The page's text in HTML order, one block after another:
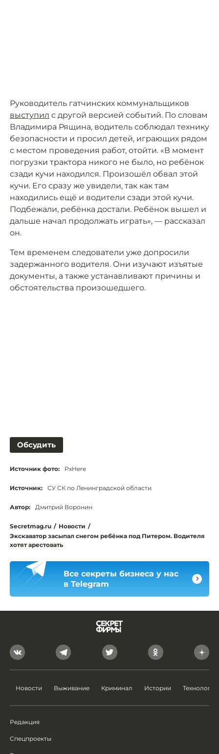
Руководитель гатчинских коммунальщиков
выступил с другой версией событий. По словам
Владимира Рящина, водитель соблюдал технику
безопасности и просил детей, играющих рядом
с местом проведения работ, отойти. «В момент
погрузки трактора никого не было, но ребёнок
сзади кучи находился. Произошёл обвал этой
кучи. Его сразу же увидели, так как там
находились ещё и водители сзади этой кучи.
Подбежали, ребёнка достали. Ребёнок вышел и
дальше начал продолжать играть», — рассказал
он.
Тем временем следователи уже допросили
задержанного водителя. Они изучают изъятые
документы, а также устанавливают причины и
обстоятельства произошедшего.
Обсудить
Источник фото: PxHere
Источник: СУ СК по Ленинградской области
Автор: Дмитрий Воронин
Secretmag.ru / Новости /
Экскаватор засыпал снегом ребёнка под Питером. Водителя
хотят арестовать
Все секреты бизнеса у нас
в Telegram
Новости Выживание Криминал Истории Технологии
Редакция
Спецпроекты